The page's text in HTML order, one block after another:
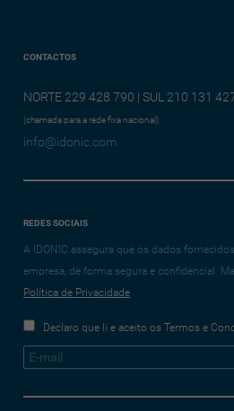
CONTACTOS
NORTE 229 428 790 | SUL 210 131
(chamada para a rede fixa nacional)
info@idonic.com
REDES SOCIAIS
A IDONIC assegura que os dados
empresa, de forma segura e confidencial.
Política de Privacidade
Declaro que li e aceito os Termos e